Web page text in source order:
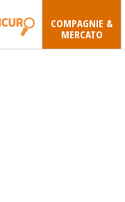
COMPAGNIE &
MERCATO